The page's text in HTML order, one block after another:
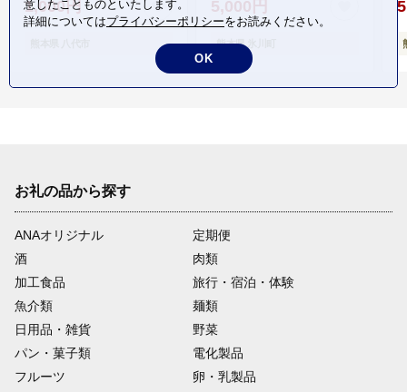
1,000円 5,000円
熊本県 氷川町
お礼の品から探す
ANAオリジナル
定期便
酒
肉類
加工食品
旅行・宿泊・体験
魚介類
麺類
日用品・雑貨
野菜
パン・菓子類
電化製品
フルーツ
卵・乳製品
意したことものといたします。
詳細についてはプライバシーポリシーをお読みください。
OK